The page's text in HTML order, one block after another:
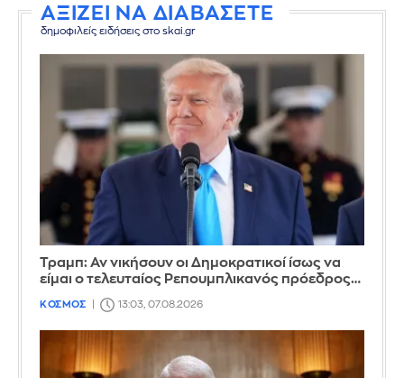
ΑΞΙΖΕΙ ΝΑ ΔΙΑΒΑΣΕΤΕ
δημοφιλείς ειδήσεις στο skai.gr
Τραμπ: Αν νικήσουν οι Δημοκρατικοί ίσως να
είμαι ο τελευταίος Ρεπουμπλικανός πρόεδρος…
ΚΟΣΜΟΣ 13:03, 07.08.2026